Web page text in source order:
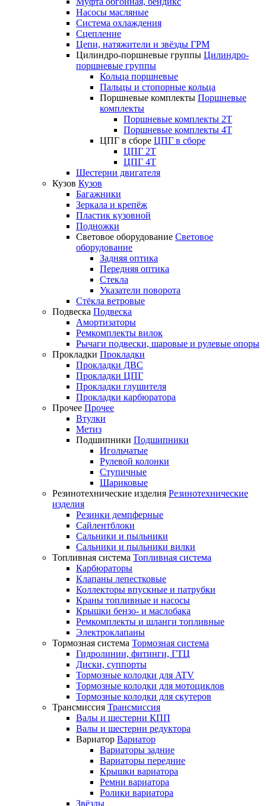
Насосы масляные
Система охлаждения
Сцепление
Цепи, натяжители и звёзды ГРМ
Цилиндро-поршневые группы Цилиндро-
поршневые группы
Кольца поршневые
Пальцы и стопорные кольца
Поршневые комплекты Поршневые
комплекты
Поршневые комплекты 2T
Поршневые комплекты 4T
ЦПГ в сборе ЦПГ в сборе
ЦПГ 2T
ЦПГ 4T
Шестерни двигателя
Кузов Кузов
Багажники
Зеркала и крепёж
Пластик кузовной
Подножки
Световое оборудование Световое
оборудование
Задняя оптика
Передняя оптика
Стекла
Указатели поворота
Стёкла ветровые
Подвеска Подвеска
Амортизаторы
Ремкомплекты вилок
Рычаги подвески, шаровые и рулевые опоры
Прокладки Прокладки
Прокладки ДВС
Прокладки ЦПГ
Прокладки глушителя
Прокладки карбюратора
Прочее Прочее
Втулки
Метиз
Подшипники Подшипники
Игольчатые
Рулевой колонки
Ступичные
Шариковые
Резинотехнические изделия Резинотехнические
изделия
Резинки демпферные
Сайлентблоки
Сальники и пыльники
Сальники и пыльники вилки
Топливная система Топливная система
Карбюраторы
Клапаны лепестковые
Коллекторы впускные и патрубки
Краны топливные и насосы
Крышки бензо- и маслобака
Ремкомплекты и шланги топливные
Электроклапаны
Тормозная система Тормозная система
Гидролинии, фитинги, ГТЦ
Диски, суппорты
Тормозные колодки для ATV
Тормозные колодки для мотоциклов
Тормозные колодки для скутеров
Трансмиссия Трансмиссия
Валы и шестерни КПП
Валы и шестерни редуктора
Вариатор Вариатор
Вариаторы задние
Вариаторы передние
Крышки вариатора
Ремни вариатора
Ролики вариатора
Звёзды